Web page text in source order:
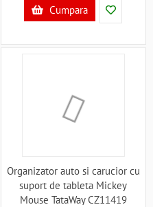
Cumpara
Organizator auto si carucior cu
suport de tableta Mickey
Mouse TataWay CZ11419